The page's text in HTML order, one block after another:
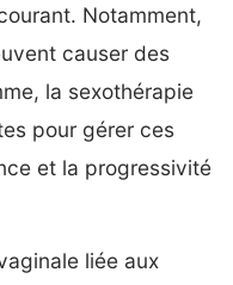
Notamment,
causer des
la sexothérapie
pour gérer ces
et la progressivité
liée aux